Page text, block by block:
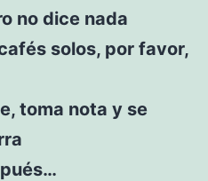
no dice nada
solos, por favor,
toma nota y se